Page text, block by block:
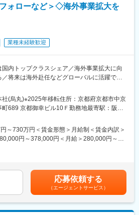
業活動の後方支援を行っていただきます。
す。
後のキャリアの方向性を踏まえ、面接の中
イベント、代理店会議などの運営サポート
関する運用支援、および社内各部署との調整
わる管理運営業務
との連携による業務改善や課題解決
プロモーション支援
ら、より良い運用や仕組みを形にしていくこ
ョンです。
ーテーションしながら、海外ビジネス全体
だくことができます。
ォローなど＞◇海外事業拡大を
業種未経験歓迎
国内トップクラスシェア／海外事業拡大に向
将来は海外赴任などグローバルに活躍でき
を踏まえながら、海外グループ会社の担当者
売活動をより力強く推進していくため、新
業拡大を支えるポジションとして、海外事業
会社の担当者と連携し、販売代理店の営業活
国市場での売上向上を多角的に推進してい
(烏丸)※2025年移転住所：京都府京都市中京
町689 京都御幸ビル10Ｆ勤務地最寄駅：阪急
～730万円＜賃金形態＞月給制＜賃金内訳＞
円～378,000円＜月給＞280,000円～
。実費負担となります。礼金が15万（単
同）、仲介手数料家賃1ヶ月分も会社負担と
までも目安の金額であり、選考を通じて上
す。月給(月額)は固定手当を含めた表記で
応募依頼する
（エージェントサービス）